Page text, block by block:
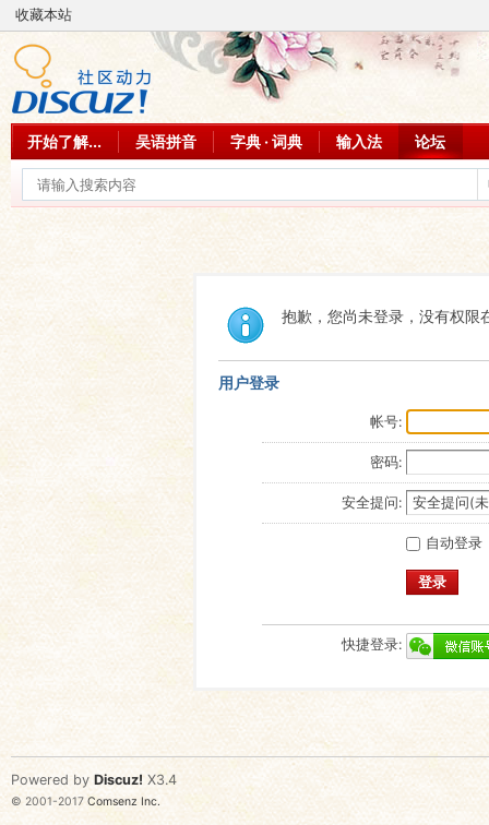
收藏本站
开始了解... 吴语拼音 字典 · 词典 输入法 论坛
抱歉，您尚未登录，没有权限
用户登录
帐号:
密码:
安全提问:
自动登录
登录
快捷登录:
Powered by Discuz! X3.4
© 2001-2017 Comsenz Inc.